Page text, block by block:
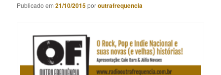
Publicado em21/10/2015poroutrafrequencia